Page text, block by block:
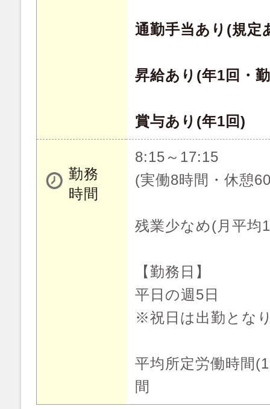
通勤手当あり(規定
昇給あり(年1回・
賞与あり(年1回)
勤務
時間
8:15～17:15
(実働8時間・休憩
残業少なめ(月平均
【勤務日】
平日の週5日
※祝日は出勤とな
平均所定労働時間
間